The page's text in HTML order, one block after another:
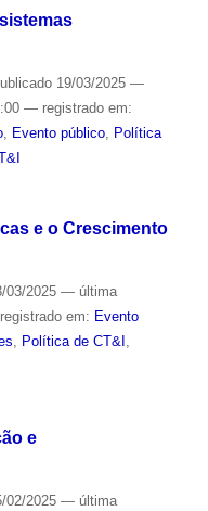
19/03/2025 —
— registrado em:
, Evento público, Política
e o Crescimento
03/2025 — última
em: Evento
, Política de CT&I ,
e
02/2025 — última